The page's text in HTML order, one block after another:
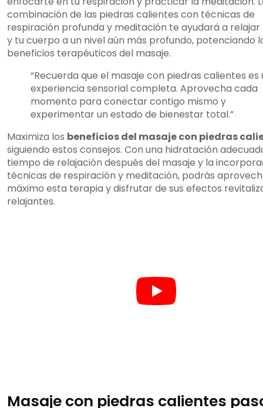
combinación de las piedras calientes con técnicas de
respiración profunda y meditación te ayudará a
y tu cuerpo a un nivel aún más profundo, potenciando
beneficios terapéuticos del masaje.
“Recuerda que el masaje con piedras calientes es
experiencia sensorial completa. Aprovecha cada
momento para conectar contigo mismo y
experimentar un estado de bienestar total.”
Maximiza los beneficios del masaje con piedras
siguiendo estos consejos. Con una hidratación
tiempo de relajación después del masaje y la
técnicas de respiración y meditación, podrás
máximo esta terapia y disfrutar de sus efectos
relajantes.
Masaje con piedras calientes